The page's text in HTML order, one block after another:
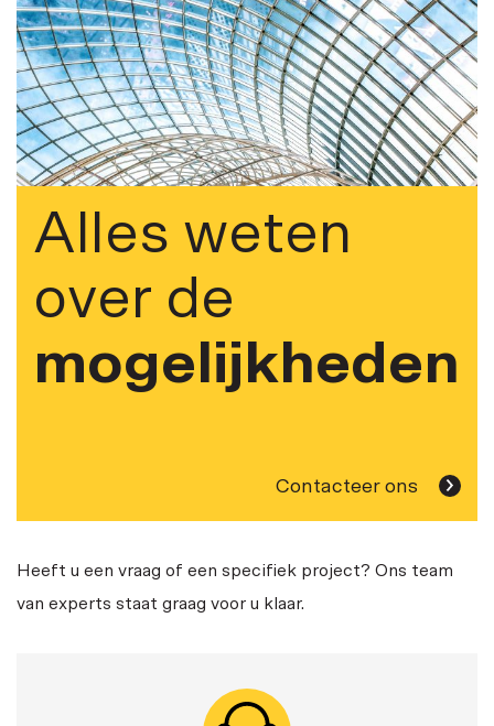
Alles weten
over de
mogelijkheden
Contacteer ons
Heeft u een vraag of een specifiek project? Ons team
van experts staat graag voor u klaar.